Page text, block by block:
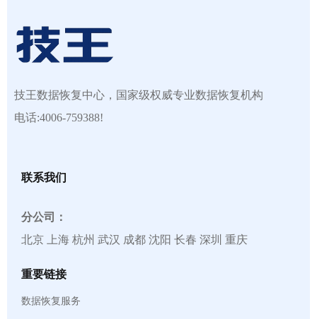
技王数据恢复中心，国家级权威专业数据恢复机构
电话:4006-759388!
联系我们
分公司：
北京 上海 杭州 武汉 成都 沈阳 长春 深圳 重庆
重要链接
数据恢复服务